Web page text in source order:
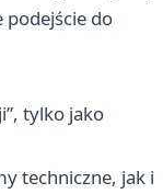
podejście do
tylko jako
techniczne, jak i